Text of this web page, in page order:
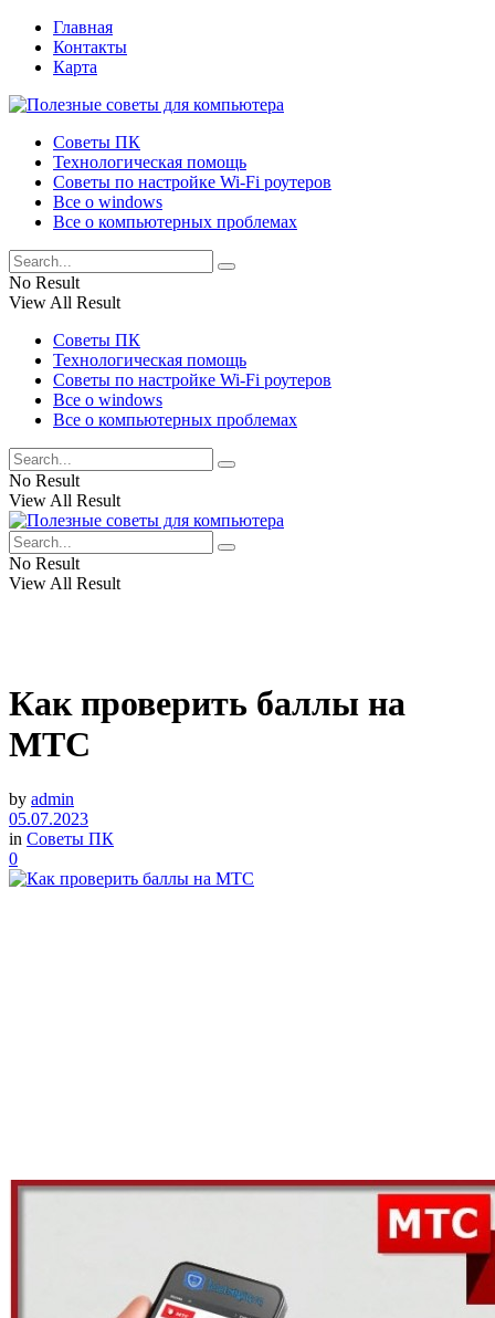
Главная
Контакты
Карта
Советы ПК
Технологическая помощь
Советы по настройке Wi-Fi роутеров
Все о windows
Все о компьютерных проблемах
No Result
View All Result
Советы ПК
Технологическая помощь
Советы по настройке Wi-Fi роутеров
Все о windows
Все о компьютерных проблемах
No Result
View All Result
No Result
View All Result
Как проверить баллы на
МТС
by admin
05.07.2023
in Советы ПК
0